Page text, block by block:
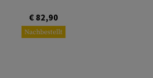
€ 82,90
Nachbestellt